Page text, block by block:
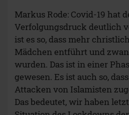
Markus Rode: Covid-19 hat
Verfolgungsdruck deutlich
ist es so, dass mehr
Mädchen entführt und
wurden. Das ist in einer
gewesen. Es ist auch so,
Attacken von Islamisten
Das bedeutet, wir haben